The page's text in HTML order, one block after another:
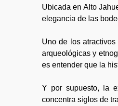
Ubicada en Alto
elegancia de las
Uno de los
arqueológicas y
es entender que la
Y por supuesto, la
concentra siglos de